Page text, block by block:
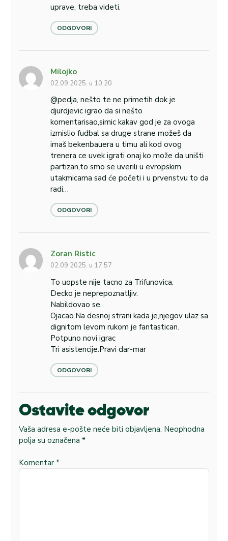
uprave, treba videti.
ODGOVORI
Milojko
02.09.2025. u 10:20
@pedja, nešto te ne primetih dok je
djurdjevic igrao da si nešto
komentarisao,simic kakav god je za ovoga
izmislio fudbal sa druge strane možeš da
imaš bekenbauera u timu ali kod ovog
trenera ce uvek igrati onaj ko može da uništi
partizan,to smo se uverili u evropskim
utakmicama sad će početi i u prvenstvu to da
radi…
ODGOVORI
Zoran Ristic
02.09.2025. u 17:57
To uopste nije tacno za Trifunovica.
Decko je neprepoznatljiv.
Nabildovao se.
Ojacao.Na desnoj strani kada je,njegov ulaz sa
dignitom levom rukom je fantastican.
Potpuno novi igrac
Tri asistencije.Pravi dar-mar
ODGOVORI
Ostavite odgovor
Vaša adresa e-pošte neće biti objavljena. Neophodna
polja su označena *
Komentar *